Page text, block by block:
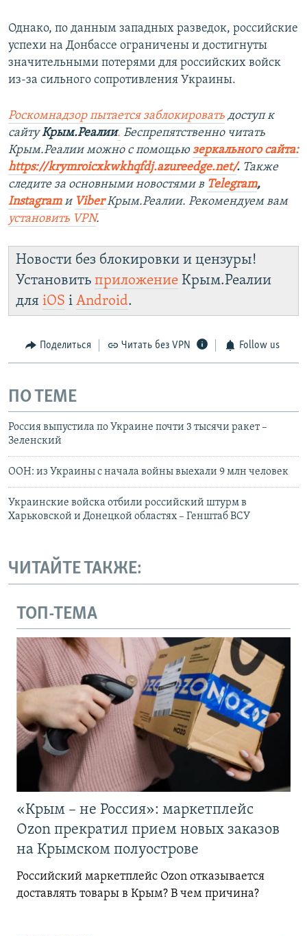
Однако, по данным западных разведок, российские
успехи на Донбассе ограничены и достигнуты
значительными потерями для российских войск
из-за сильного сопротивления Украины.
Роскомнадзор пытается заблокировать доступ к
сайтуКрым.Реалии. Беспрепятственно читать
Крым.Реалии можно с помощью зеркального сайта:
https://krymroicxkwkhqfdj.azureedge.net/. Также
следите за основными новостями в Telegram,
Instagramи ViberКрым.Реалии. Рекомендуем вам
установить VPN.
Новости без блокировки и цензуры!
Установить приложение Крым.Реалии
для iOS і Android.
Поделиться Читать без VPN Follow us
ПО ТЕМЕ
Россия выпустила по Украине почти 3 тысячи ракет –
Зеленский
ООН: из Украины с начала войны выехали 9 млн человек
Украинские войска отбили российский штурм в
Харьковской и Донецкой областях – Генштаб ВСУ
ЧИТАЙТЕ ТАКЖЕ:
ТОП-ТЕМА
«Крым – не Россия»: маркетплейс
Ozon прекратил прием новых заказов
на Крымском полуострове
Российский маркетплейс Ozon отказывается
доставлять товары в Крым? В чем причина?